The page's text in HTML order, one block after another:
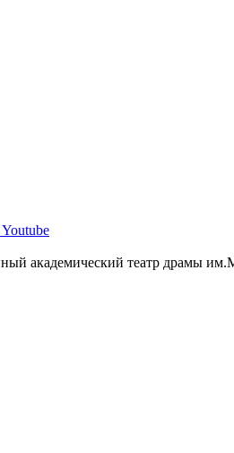
Youtube
академический театр драмы